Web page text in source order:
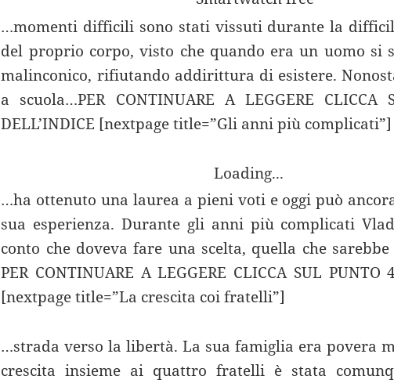
…momenti difficili sono stati vissuti durante la
del proprio corpo, visto che quando era un uomo si
malinconico, rifiutando addirittura di esistere.
a scuola…PER CONTINUARE A LEGGERE CLICCA
DELL’INDICE [nextpage title=”Gli anni più complicati”]
Loading...
…ha ottenuto una laurea a pieni voti e oggi può
sua esperienza. Durante gli anni più complicati
conto che doveva fare una scelta, quella che
PER CONTINUARE A LEGGERE CLICCA SUL PUNTO
[nextpage title=”La crescita coi fratelli”]
…strada verso la libertà. La sua famiglia era povera
crescita insieme ai quattro fratelli è stata